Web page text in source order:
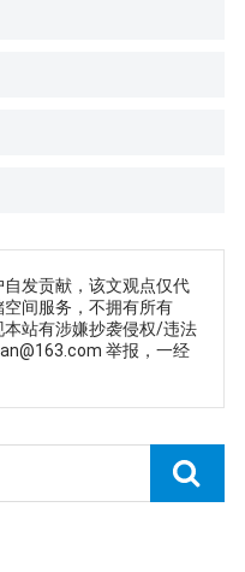
发贡献，该文观点仅代
间服务，不拥有所有
站有涉嫌抄袭侵权/违法
举报，一经